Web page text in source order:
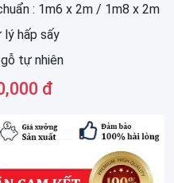
: 1m6 x 2m / 1m8 x 2m
lý hấp sấy
tự nhiên
đ